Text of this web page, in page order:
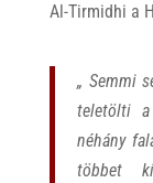
Al-Tirmidhi a
„ Semmi
teletölti a
néhány
többet